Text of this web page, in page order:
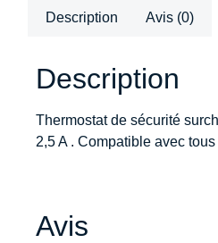
Description Avis (0)
Description
Thermostat de sécurité
2,5 A . Compatible avec
Avis